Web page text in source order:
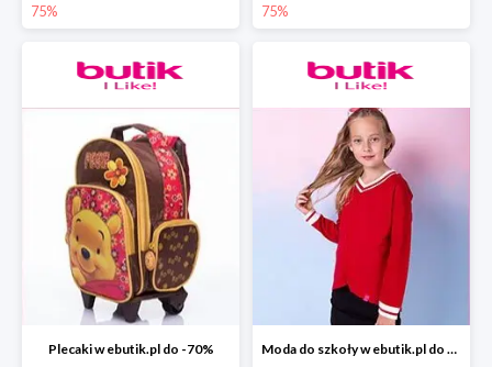
75% 75%
Plecaki w ebutik.pl do -70% Moda do szkoły w ebutik.pl do -75%